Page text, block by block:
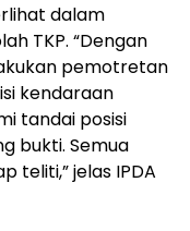
dalam
TKP. “Dengan
pemotretan
kendaraan
tandai posisi
bukti. Semua
teliti,” jelas IPDA